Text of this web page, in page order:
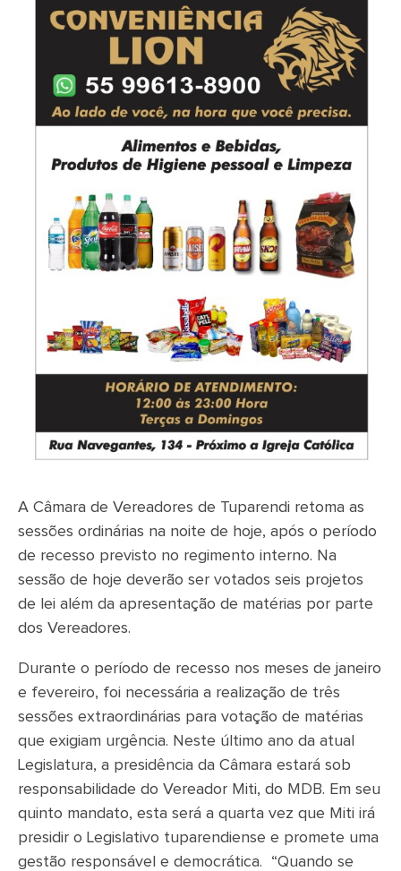
A Câmara de Vereadores de Tuparendi retoma as
sessões ordinárias na noite de hoje, após o período
de recesso previsto no regimento interno. Na
sessão de hoje deverão ser votados seis projetos
de lei além da apresentação de matérias por parte
dos Vereadores.
Durante o período de recesso nos meses de janeiro
e fevereiro, foi necessária a realização de três
sessões extraordinárias para votação de matérias
que exigiam urgência. Neste último ano da atual
Legislatura, a presidência da Câmara estará sob
responsabilidade do Vereador Miti, do MDB. Em seu
quinto mandato, esta será a quarta vez que Miti irá
presidir o Legislativo tuparendiense e promete uma
gestão responsável e democrática. “Quando se